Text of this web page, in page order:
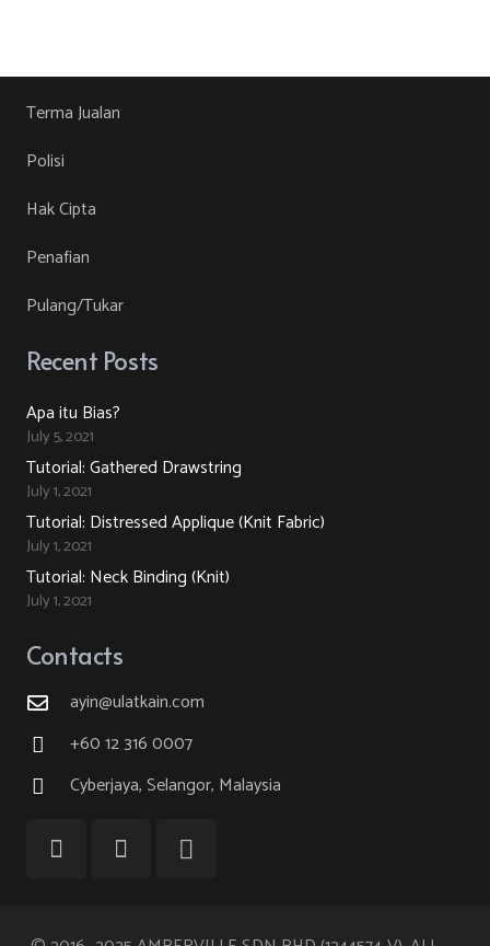
Terma Jualan
Polisi
Hak Cipta
Penafian
Pulang/Tukar
Recent Posts
Apa itu Bias?
July 5, 2021
Tutorial: Gathered Drawstring
July 1, 2021
Tutorial: Distressed Applique (Knit Fabric)
July 1, 2021
Tutorial: Neck Binding (Knit)
July 1, 2021
Contacts
ayin@ulatkain.com
+60 12 316 0007
Cyberjaya, Selangor, Malaysia